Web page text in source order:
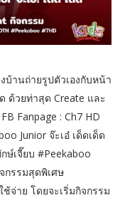
บ้านถ่ายรูปตัวเองกับหน้า
ด้วยท่าสุด Create และ
Fanpage : Ch7 HD
Junior จ๊ะเอ๋ เด็ดเด็ด
ษ์เจี๊ยบ #Peekaboo
กรรมสุดพิเศษ
จ่าย โดยจะเริ่มกิจกรรม